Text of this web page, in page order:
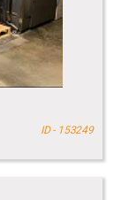
ID - 153249